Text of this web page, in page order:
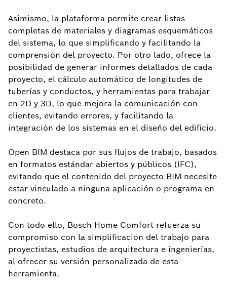
Asimismo, la plataforma permite crear listas
completas de materiales y diagramas esquemáticos
del sistema, lo que simplificando y facilitando la
comprensión del proyecto. Por otro lado, ofrece la
posibilidad de generar informes detallados de cada
proyecto, el cálculo automático de longitudes de
tuberías y conductos, y herramientas para trabajar
en 2D y 3D, lo que mejora la comunicación con
clientes, evitando errores, y facilitando la
integración de los sistemas en el diseño del edificio.
Open BIM destaca por sus flujos de trabajo, basados
en formatos estándar abiertos y públicos (IFC),
evitando que el contenido del proyecto BIM necesite
estar vinculado a ninguna aplicación o programa en
concreto.
Con todo ello, Bosch Home Comfort refuerza su
compromiso con la simplificación del trabajo para
proyectistas, estudios de arquitectura e ingenierías,
al ofrecer su versión personalizada de esta
herramienta.